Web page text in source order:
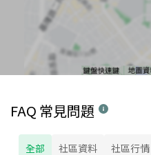
FAQ 常見問題
全部 社區資料 社區行情